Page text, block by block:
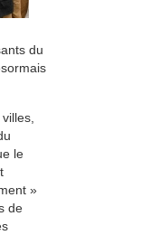
du
le
»
de